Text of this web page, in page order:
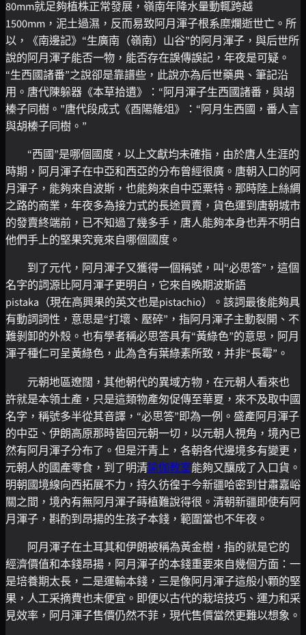
80mm就足夠植株正常發展，嶺南年降水量動輒跨越
1500mm，泥土過濕，反而易致阿月渾子根系糜爛逝世亡。所
以，《南邊記》“生廣南（嶺南）山谷”的阿月渾子，與后世所
說的阿月渾子能否一物，能否存在誤傳誤記，年夜是可疑。
“生西國諸番”之說卻是靠譜些，此說亦為后世藥典、筆記沿
用。唐代陳躲器《本草拾遺》：“阿月渾子生西國諸番，與胡
榛子同樹。”唐代段成式《酉陽雜俎》：“阿月生西國，番人言
與胡榛子同樹。”
“西國”是哪個國度，以上文獻均未確指，由於唐人生涯的
時期，阿月渾子在中亞和西亞的分布曾經很廣。唐朝入口的阿
月渾子，能夠來自波斯，也能夠來自中亞粟特。那時陸上絲綢
之路的商業，年夜多為接力式的長途買賣，貨色運到唐朝城市
的發賣終端前，已不知過了幾多手，唐人能夠本身也弄不明白
他們手上的堅果究竟來自哪個國度。
到了元代，阿月渾子又獲得一個稱號，叫“必思答”，這個
名字的詞源比阿月渾子更明白，它來自晚期波斯語
pistaka（現在高興果的英文也是pistachio）。該詞最後能夠具
有動詞詞性，意思是“打壞、壓碎”，指阿月渾子主動裂開、不
難剝卸的外殼。也有學者稱必思答具有“黃綠色”的意思，阿月
渾子種仁可呈黃綠色，此為含有葉綠素所致，并非“長霉”。
元朝地區遼闊，其他朝代的異域方物，在元朝人看來也
許就是本領土產，只是這類物產匆促傳至華夏，來不及取中國
名字，稱號多半從其音譯，“必思答”即為一例。盛產阿月渾子
的中亞、伊朗高原那時皆回元朝一切，以元朝人視角，境內已
然有阿月渾子分布了。但是汗青上，各朝各代邊境多有變更，
元朝人的國產零食，到了明清瑜伽教室能夠又釀成了入口貨。
明朝國境線向西拓展不力，持久彷徨于今新疆哈密到甘肅嘉峪
關之間，境內有無阿月渾子蒔植難說得很。清朝新疆即使有阿
月渾子，斟酌到昂揚的生孩子本錢，範圍當也不年夜。
阿月渾子在土耳其和伊朗被稱為黃金樹，指的就是它的
經濟價值和本錢昂揚，阿月渾子的本錢重要來自幾個方面：一
是培養期太長，二是運輸本錢，三是像阿月渾子這般小顆的堅
果，人工采摘費也未便宜。即便以古代的栽培技巧、運力和采
見效率，阿月渾子售價仍然不菲，現代售價當然更難以想象。